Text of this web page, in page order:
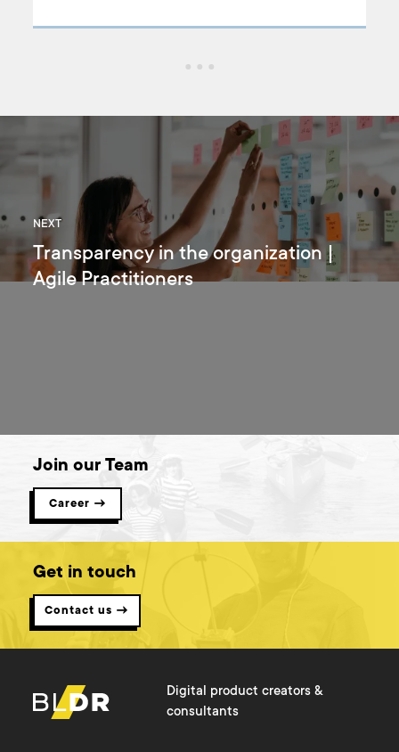
NEXT
Transparency in the organization |
Agile Practitioners
Join our Team
Career →
Get in touch
Contact us →
Digital product creators &
consultants